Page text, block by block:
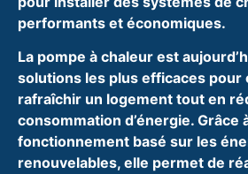
performants et économiques.
La pompe à chaleur est
solutions les plus efficaces pour
rafraîchir un logement tout en
consommation d’énergie. Grâce
fonctionnement basé sur les
renouvelables, elle permet de